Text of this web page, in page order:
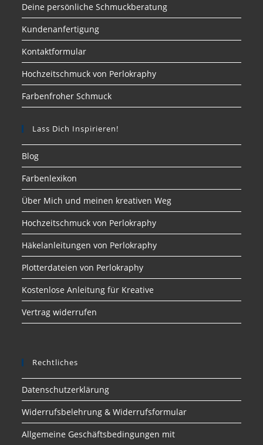
Deine persönliche Schmuckberatung
Kundenanfertigung
Kontaktformular
Hochzeitschmuck von Perlokraphy
Farbenfroher Schmuck
Lass Dich Inspirieren!
Blog
Farbenlexikon
Über Mich und meinen kreativen Weg
Hochzeitschmuck von Perlokraphy
Häkelanleitungen von Perlokraphy
Plotterdateien von Perlokraphy
Kostenlose Anleitung für Kreative
Vertrag widerrufen
Rechtliches
Datenschutzerklärung
Widerrufsbelehrung & Widerrufsformular
Allgemeine Geschäftsbedingungen mit